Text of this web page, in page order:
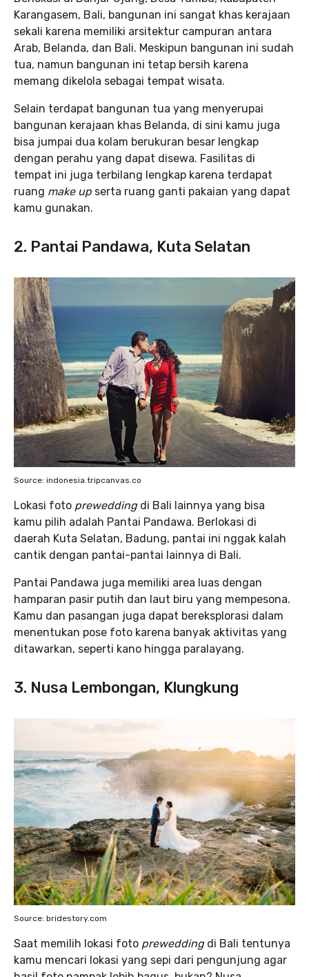
Karangasem, Bali, bangunan ini sangat khas kerajaan
sekali karena memiliki arsitektur campuran antara
Arab, Belanda, dan Bali. Meskipun bangunan ini sudah
tua, namun bangunan ini tetap bersih karena
memang dikelola sebagai tempat wisata.
Selain terdapat bangunan tua yang menyerupai
bangunan kerajaan khas Belanda, di sini kamu juga
bisa jumpai dua kolam berukuran besar lengkap
dengan perahu yang dapat disewa. Fasilitas di
tempat ini juga terbilang lengkap karena terdapat
ruang make up serta ruang ganti pakaian yang dapat
kamu gunakan.
2. Pantai Pandawa, Kuta Selatan
Source: indonesia.tripcanvas.co
Lokasi foto preweddingdi Bali lainnya yang bisa
kamu pilih adalah Pantai Pandawa. Berlokasi di
daerah Kuta Selatan, Badung, pantai ini nggak kalah
cantik dengan pantai-pantai lainnya di Bali.
Pantai Pandawa juga memiliki area luas dengan
hamparan pasir putih dan laut biru yang mempesona.
Kamu dan pasangan juga dapat bereksplorasi dalam
menentukan pose foto karena banyak aktivitas yang
ditawarkan, seperti kano hingga paralayang.
3. Nusa Lembongan, Klungkung
Source: bridestory.com
Saat memilih lokasi foto preweddingdi Bali tentunya
kamu mencari lokasi yang sepi dari pengunjung agar